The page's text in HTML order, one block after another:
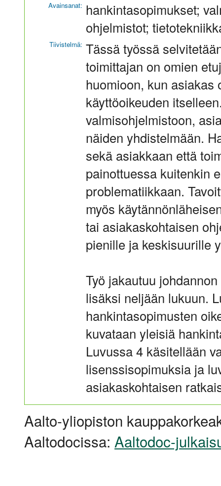
Avainsanat: hankintasopimukset;
ohjelmistot;
Tiivistelmä: Tässä työssä
toimittajan on omien
huomioon, kun asiakas
käyttöoikeuden
valmisohjelmistoon,
näiden yhdistelmään.
sekä asiakkaan että
painottuessa kuitenkin
problematiikkaan.
myös
tai asiakaskohtaisen
pienille ja keskisuurille
Työ jakautuu
lisäksi neljään lukuun.
hankintasopimusten
kuvataan yleisiä
Luvussa 4 käsitellään
lisenssisopimuksia ja
asiakaskohtaisen
Aalto-yliopiston
Aaltodocissa: Aaltodoc-